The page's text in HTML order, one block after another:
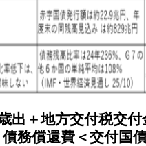
出＋地方交付税交
務償還費＜交付国